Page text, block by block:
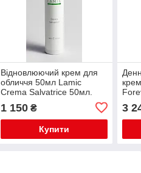
Відновлюючий крем для
обличчя 50мл Lamic
Crema Salvatrice 50мл.
1 150₴
Купити
3